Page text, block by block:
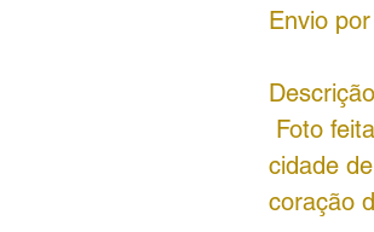
Envio
Foto
cidade
coração